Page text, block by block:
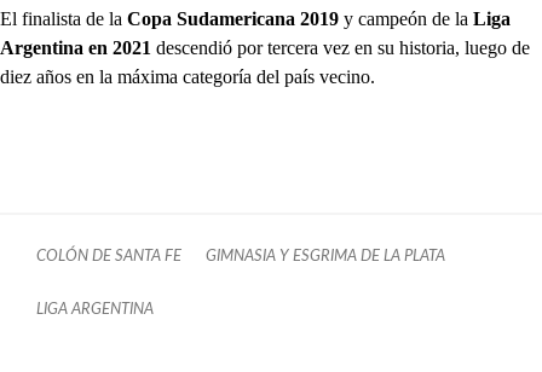
El finalista de la Copa Sudamericana 2019 y campeón de la Liga
Argentina en 2021 descendió por tercera vez en su historia, luego de
diez años en la máxima categoría del país vecino.
COLÓN DE SANTA FE GIMNASIA Y ESGRIMA DE LA PLATA
LIGA ARGENTINA